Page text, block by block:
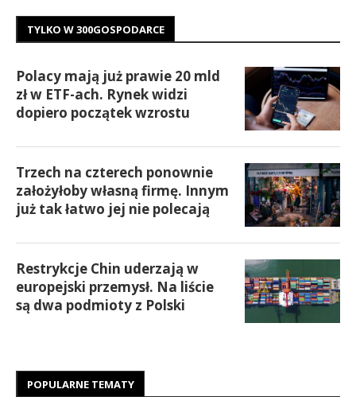
TYLKO W 300GOSPODARCE
Polacy mają już prawie 20 mld
zł w ETF-ach. Rynek widzi
dopiero początek wzrostu
Trzech na czterech ponownie
założyłoby własną firmę. Innym
już tak łatwo jej nie polecają
Restrykcje Chin uderzają w
europejski przemysł. Na liście
są dwa podmioty z Polski
POPULARNE TEMATY